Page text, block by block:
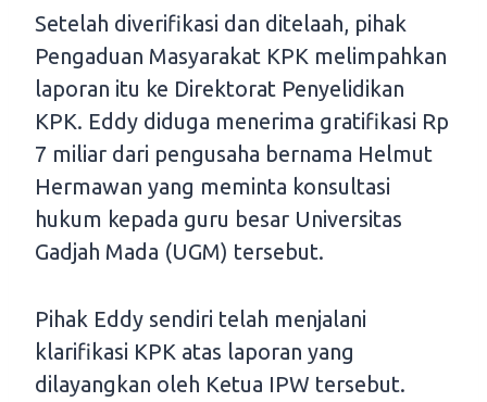
Setelah diverifikasi dan ditelaah, pihak
Pengaduan Masyarakat KPK melimpahkan
laporan itu ke Direktorat Penyelidikan
KPK. Eddy diduga menerima gratifikasi Rp
7 miliar dari pengusaha bernama Helmut
Hermawan yang meminta konsultasi
hukum kepada guru besar Universitas
Gadjah Mada (UGM) tersebut.
Pihak Eddy sendiri telah menjalani
klarifikasi KPK atas laporan yang
dilayangkan oleh Ketua IPW tersebut.